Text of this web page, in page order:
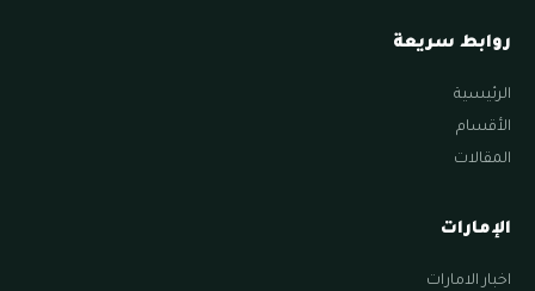
روابط سريعة
الرئيسية
الأقسام
المقالات
الإمارات
اخبار الامارات